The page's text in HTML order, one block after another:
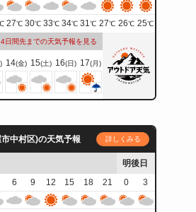
27℃ 30℃ 33℃ 34℃ 31℃ 27℃ 26℃ 25℃
日間先までの天気予報を見る
14(金) 15(土) 16(日) 17(月)
中村区)の天気予報 詳しくみる
明後日
6 9 12 15 18 21 0
3